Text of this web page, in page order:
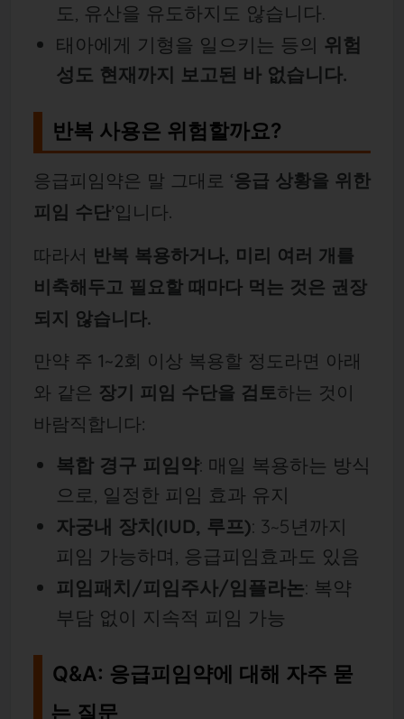
도, 유산을 유도하지도 않습니다.
태아에게 기형을 일으키는 등의 위험
성도 현재까지 보고된 바 없습니다.
반복 사용은 위험할까요?
응급피임약은 말 그대로 ‘응급 상황을 위한
피임 수단’입니다.
따라서 반복 복용하거나, 미리 여러 개를
비축해두고 필요할 때마다 먹는 것은 권장
되지 않습니다.
만약 주 1~2회 이상 복용할 정도라면 아래
와 같은 장기 피임 수단을 검토하는 것이
바람직합니다:
복합 경구 피임약: 매일 복용하는 방식
으로, 일정한 피임 효과 유지
자궁내 장치(IUD, 루프): 3~5년까지
피임 가능하며, 응급피임효과도 있음
피임패치/피임주사/임플라논: 복약
부담 없이 지속적 피임 가능
Q&A: 응급피임약에 대해 자주 묻
는 질문